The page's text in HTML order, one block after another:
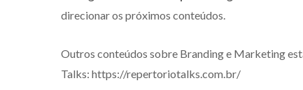
direcionar os próximos conteúdos.
Outros conteúdos sobre Branding e Marketing
Talks: https://repertoriotalks.com.br/